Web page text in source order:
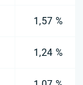
1,57 %
1,24 %